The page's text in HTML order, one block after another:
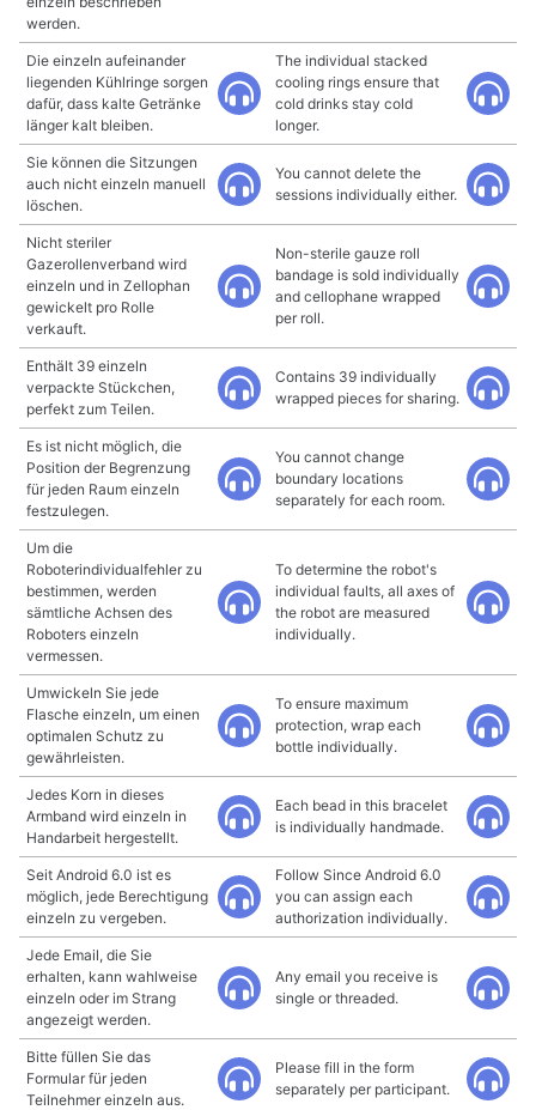
werden.
Die einzeln aufeinander
liegenden Kühlringe sorgen
dafür, dass kalte Getränke
länger kalt bleiben.
The individual stacked
cooling rings ensure that
cold drinks stay cold
longer.
Sie können die Sitzungen
auch nicht einzeln manuell
löschen.
You cannot delete the
sessions individually either.
Nicht steriler
Gazerollenverband wird
einzeln und in Zellophan
gewickelt pro Rolle
verkauft.
Non-sterile gauze roll
bandage is sold individually
and cellophane wrapped
per roll.
Enthält 39 einzeln
verpackte Stückchen,
perfekt zum Teilen.
Contains 39 individually
wrapped pieces for sharing.
Es ist nicht möglich, die
Position der Begrenzung
für jeden Raum einzeln
festzulegen.
You cannot change
boundary locations
separately for each room.
Um die
Roboterindividualfehler zu
bestimmen, werden
sämtliche Achsen des
Roboters einzeln
vermessen.
To determine the robot's
individual faults, all axes of
the robot are measured
individually.
Umwickeln Sie jede
Flasche einzeln, um einen
optimalen Schutz zu
gewährleisten.
To ensure maximum
protection, wrap each
bottle individually.
Jedes Korn in dieses
Armband wird einzeln in
Handarbeit hergestellt.
Each bead in this bracelet
is individually handmade.
Seit Android 6.0 ist es
möglich, jede Berechtigung
einzeln zu vergeben.
Follow Since Android 6.0
you can assign each
authorization individually.
Jede Email, die Sie
erhalten, kann wahlweise
einzeln oder im Strang
angezeigt werden.
Any email you receive is
single or threaded.
Bitte füllen Sie das
Formular für jeden
Teilnehmer einzeln aus.
Please fill in the form
separately per participant.